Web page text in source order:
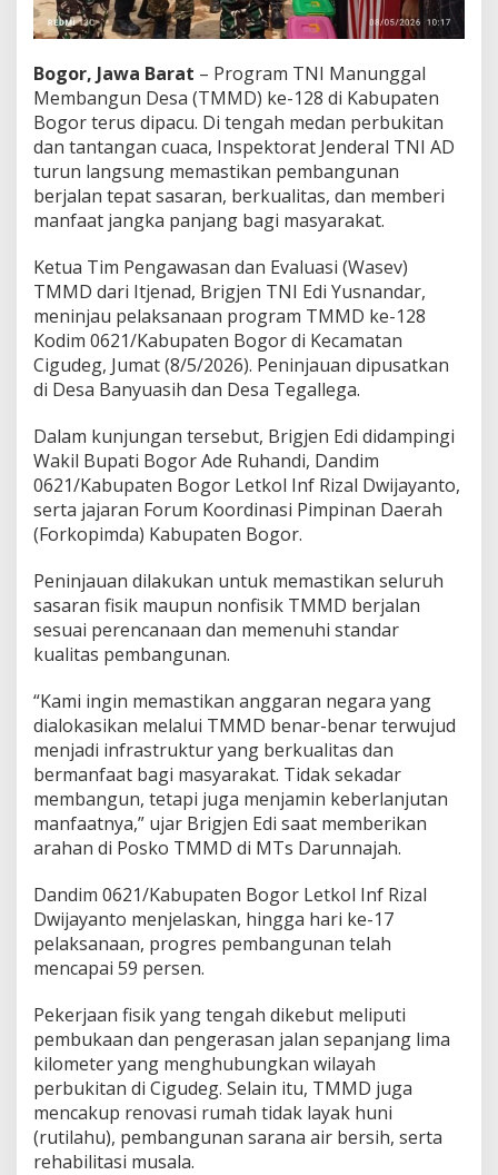
r
a
t
r
u
k
t
u
r
a
D
a
m
a
k
n
k
a
P
a
n
a
n
g
Bogor, Jawa Barat – Program TNI Manunggal
Membangun Desa (TMMD) ke-128 di Kabupaten
Bogor terus dipacu. Di tengah medan perbukitan
dan tantangan cuaca, Inspektorat Jenderal TNI AD
turun langsung memastikan pembangunan
berjalan tepat sasaran, berkualitas, dan memberi
manfaat jangka panjang bagi masyarakat.
Ketua Tim Pengawasan dan Evaluasi (Wasev)
TMMD dari Itjenad, Brigjen TNI Edi Yusnandar,
meninjau pelaksanaan program TMMD ke-128
Kodim 0621/Kabupaten Bogor di Kecamatan
Cigudeg, Jumat (8/5/2026). Peninjauan dipusatkan
di Desa Banyuasih dan Desa Tegallega.
Dalam kunjungan tersebut, Brigjen Edi didampingi
Wakil Bupati Bogor Ade Ruhandi, Dandim
0621/Kabupaten Bogor Letkol Inf Rizal Dwijayanto,
serta jajaran Forum Koordinasi Pimpinan Daerah
(Forkopimda) Kabupaten Bogor.
Peninjauan dilakukan untuk memastikan seluruh
sasaran fisik maupun nonfisik TMMD berjalan
sesuai perencanaan dan memenuhi standar
kualitas pembangunan.
“Kami ingin memastikan anggaran negara yang
dialokasikan melalui TMMD benar-benar terwujud
menjadi infrastruktur yang berkualitas dan
bermanfaat bagi masyarakat. Tidak sekadar
membangun, tetapi juga menjamin keberlanjutan
manfaatnya,” ujar Brigjen Edi saat memberikan
arahan di Posko TMMD di MTs Darunnajah.
Dandim 0621/Kabupaten Bogor Letkol Inf Rizal
Dwijayanto menjelaskan, hingga hari ke-17
pelaksanaan, progres pembangunan telah
mencapai 59 persen.
Pekerjaan fisik yang tengah dikebut meliputi
pembukaan dan pengerasan jalan sepanjang lima
kilometer yang menghubungkan wilayah
perbukitan di Cigudeg. Selain itu, TMMD juga
mencakup renovasi rumah tidak layak huni
(rutilahu), pembangunan sarana air bersih, serta
rehabilitasi musala.